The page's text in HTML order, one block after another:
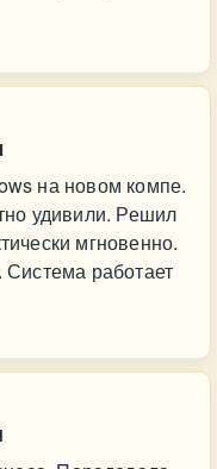
на новом компе.
удивили. Решил
мгновенно.
работает